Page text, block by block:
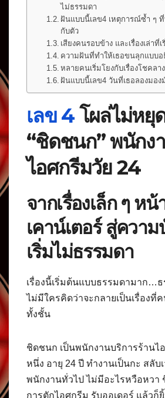
ไม่ธรรมดา
ฝันแบบนี้เลข4 เหตุการณ์ซ้ำ ๆ ที่
กับตัว
เสียงคนรอบข้าง และเรื่องเล่าที่
ความฝันที่ทำให้เธอขนลุกแบบอ
หลายคนเริ่มโยงกับเรื่องโชคลา
ฝันแบบนี้เลข4 วันที่เธอลองมอ
เลข 4โผล่ไม่หยุ
“ชิดชนก” พนักง
ไอศกรีมวัย 24
จากเรื่องเล็ก ๆ หน้
เคาน์เตอร์ สู่ควา
เริ่มไม่ธรรมดา
เรื่องนี้เริ่มต้นแบบธรรมดามาก…
ไม่มีใครคิดว่าจะกลายเป็นเรื่องที่
ทั้งชั้น
ชิดชนก เป็นพนักงานบริการร้านไ
หนึ่ง อายุ 24 ปี ทำงานเป็นกะ สลับ
พนักงานทั่วไป ไม่มีอะไรหวือหวา
การตักไอศกรีม รับออเดอร์ แล้วก็